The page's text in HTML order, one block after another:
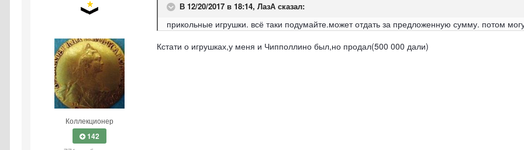
Коллекционер
142
В 12/20/2017 в 18:14, ЛазА сказал:
прикольные игрушки. всё таки подумайте.может отдать за предложенную сумму. потом
Кстати о игрушках,у меня и Чипполлино был,но продал(500 000 дали)